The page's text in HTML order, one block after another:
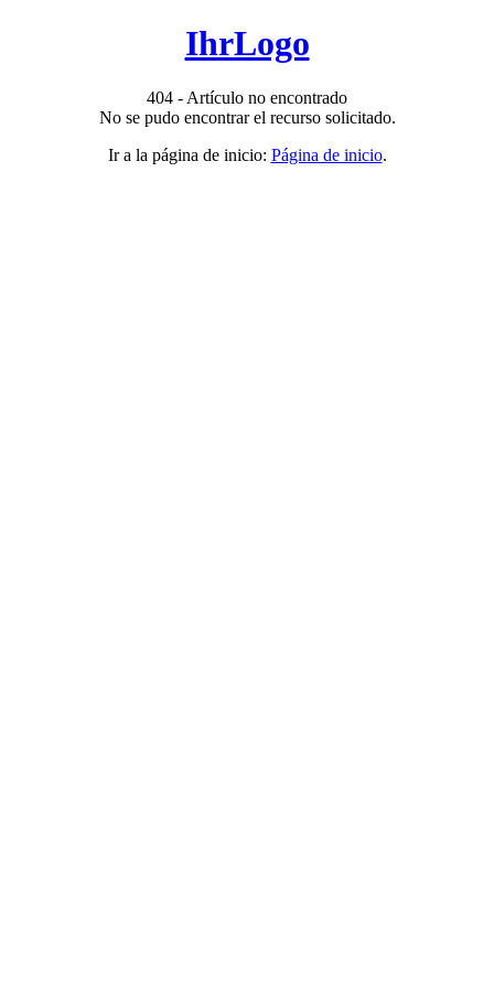
IhrLogo
404 - Artículo no encontrado
No se pudo encontrar el recurso solicitado.
Ir a la página de inicio: Página de inicio.